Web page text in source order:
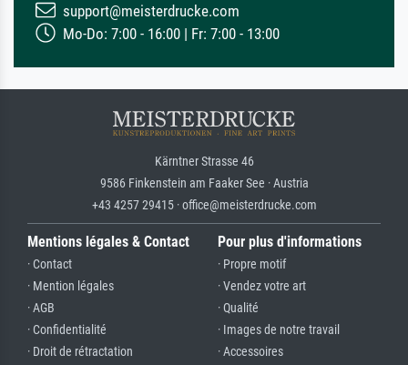
support@meisterdrucke.com
Mo-Do: 7:00 - 16:00 | Fr: 7:00 - 13:00
Kärntner Strasse 46
9586 Finkenstein am Faaker See · Austria
+43 4257 29415 · office@meisterdrucke.com
Mentions légales & Contact
· Contact
· Mention légales
· AGB
· Confidentialité
· Droit de rétractation
Pour plus d'informations
· Propre motif
· Vendez votre art
· Qualité
· Images de notre travail
· Accessoires